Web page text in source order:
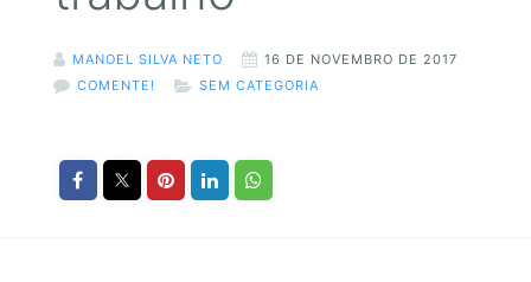
MANOEL SILVA NETO
16 DE NOVEMBRO DE 2017
COMENTE!
SEM CATEGORIA